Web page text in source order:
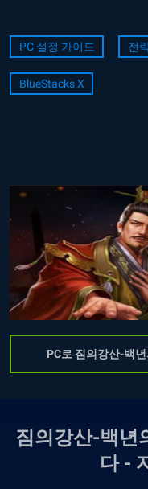
PC 설정 가이드 전
BlueStacks X
PC로 짐의강산-백
짐의강산-백년
다 -